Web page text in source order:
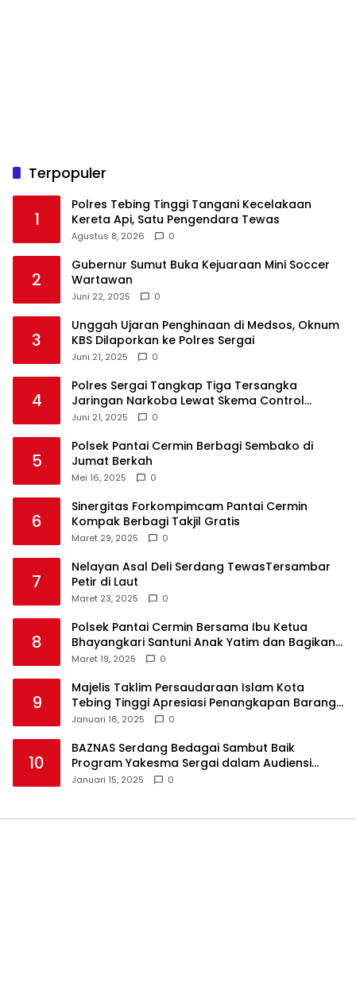
Terpopuler
1
Polres Tebing Tinggi Tangani Kecelakaan
Kereta Api, Satu Pengendara Tewas
Agustus 8, 2026 0
2
Gubernur Sumut Buka Kejuaraan Mini Soccer
Wartawan
Juni 22, 2025 0
3
Unggah Ujaran Penghinaan di Medsos, Oknum
KBS Dilaporkan ke Polres Sergai
Juni 21, 2025 0
4
Polres Sergai Tangkap Tiga Tersangka
Jaringan Narkoba Lewat Skema Control
Delivery
Juni 21, 2025 0
5
Polsek Pantai Cermin Berbagi Sembako di
Jumat Berkah
Mei 16, 2025 0
6
Sinergitas Forkompimcam Pantai Cermin
Kompak Berbagi Takjil Gratis
Maret 29, 2025 0
7
Nelayan Asal Deli Serdang TewasTersambar
Petir di Laut
Maret 23, 2025 0
8
Polsek Pantai Cermin Bersama Ibu Ketua
Bhayangkari Santuni Anak Yatim dan Bagikan
Takjil
Maret 19, 2025 0
9
Majelis Taklim Persaudaraan Islam Kota
Tebing Tinggi Apresiasi Penangkapan Barang
Haram
Januari 16, 2025 0
10
BAZNAS Serdang Bedagai Sambut Baik
Program Yakesma Sergai dalam Audiensi
Perkenalan Pengurus Baru
Januari 15, 2025 0